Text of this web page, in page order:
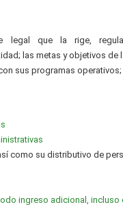
legal que la rige,
las metas y objetivos de
sus programas operativos;
como su distributivo de
ingreso adicional, incluso